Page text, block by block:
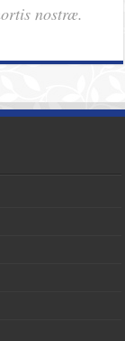
nostræ.